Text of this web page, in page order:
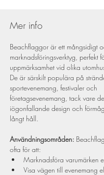
Mer info
Beachflaggor är ett mångsidigt
marknadsföringsverktyg, perfekt
uppmärksamhet vid olika
De är särskilt populära på
sportevenemang, festivaler och
företagsevenemang, tack vare
iögonfallande design och
långt håll.
Användningsområden:
ofta för att:
Marknadsföra varumärken
Visa vägen till evenemang